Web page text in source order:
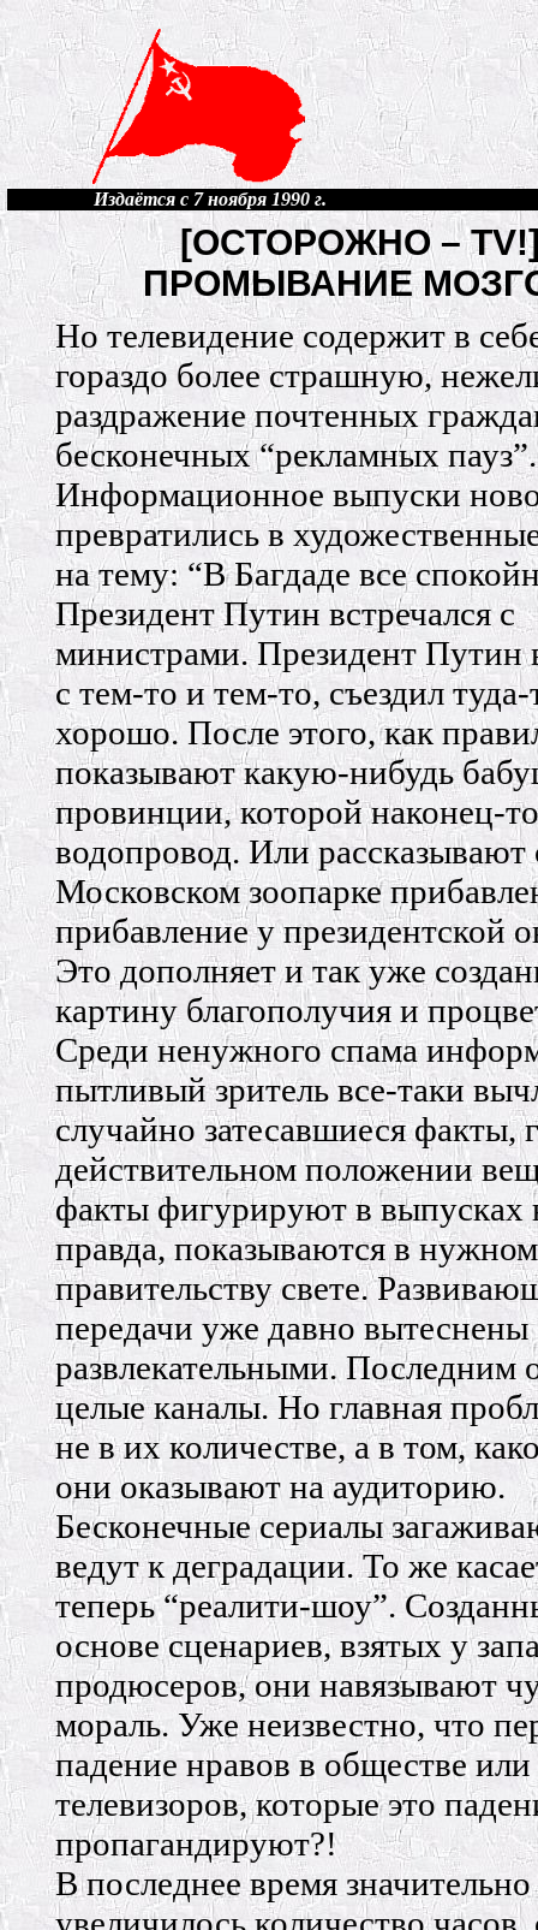
Издаётся с 7 ноября 1990 г.
[ОСТОРОЖНО –
ПРОМЫВАНИЕ
Но телевидение содержит в
гораздо более страшную,
раздражение почтенных
бесконечных “рекламных пауз”.
Информационное выпуски
превратились в
на тему: “В Багдаде все
Президент Путин встречался с
министрами. Президент Путин
с тем-то и тем-то, съездил
хорошо. После этого, как
показывают какую-нибудь
провинции, которой наконец-
водопровод. Или рассказывают
Московском зоопарке
прибавление у президентской
Это дополняет и так уже
картину благополучия и
Среди ненужного спама
пытливый зритель все-таки
случайно затесавшиеся факты,
действительном положении
факты фигурируют в выпусках
правда, показываются в нужном
правительству свете.
передачи уже давно вытеснены
развлекательными. Последним
целые каналы. Но главная
не в их количестве, а в том,
они оказывают на аудиторию.
Бесконечные сериалы
ведут к деградации. То же
теперь “реалити-шоу”.
основе сценариев, взятых у
продюсеров, они навязывают
мораль. Уже неизвестно, что
падение нравов в обществе или
телевизоров, которые это
пропагандируют?!
В последнее время значительно